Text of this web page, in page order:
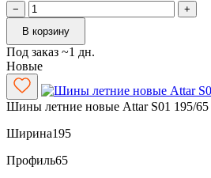
−
+
В корзину
Под заказ ~1 дн.
Новые
Шины летние новые Attar S01 195/
Ширина195
Профиль65